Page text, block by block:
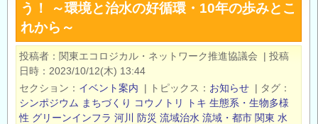
う！ ～環境と治水の好循環・10年の歩みとこ
れから～
投稿者 関東エコロジカル・ネットワーク推進協議会 | 投稿
日時
2023/10/12(木) 13:44
セクション
イベント案内 | トピックス お知らせ | タグ
シンポジウム まちづくり コウノトリ トキ 生態系・生物多様
性 グリーンインフラ 河川 防災 流域治水 流域・都市 関東 水